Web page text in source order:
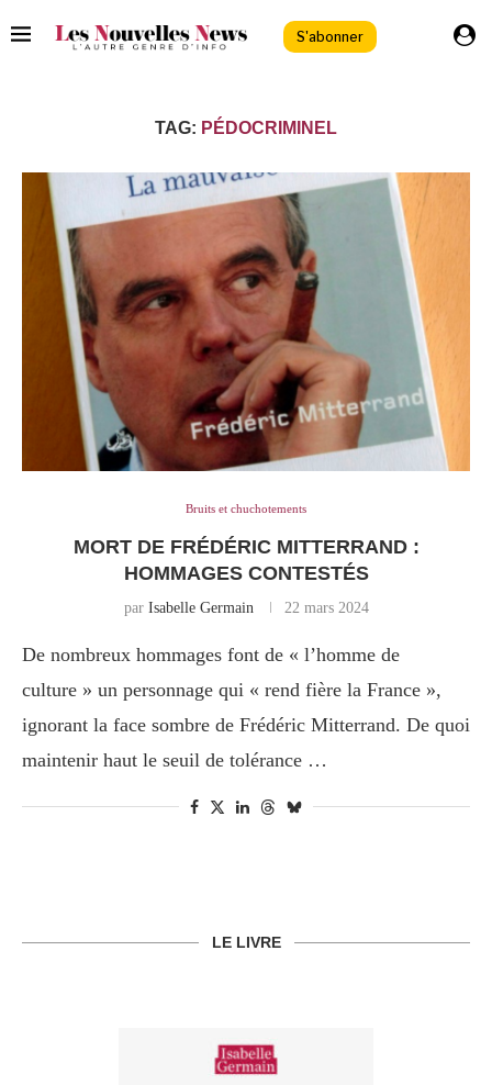
S'abonner
TAG: PÉDOCRIMINEL
Bruits et chuchotements
MORT DE FRÉDÉRIC MITTERRAND :
HOMMAGES CONTESTÉS
par Isabelle Germain 22 mars 2024
De nombreux hommages font de « l’homme de
culture » un personnage qui « rend fière la France »,
ignorant la face sombre de Frédéric Mitterrand. De quoi
maintenir haut le seuil de tolérance …
LE LIVRE